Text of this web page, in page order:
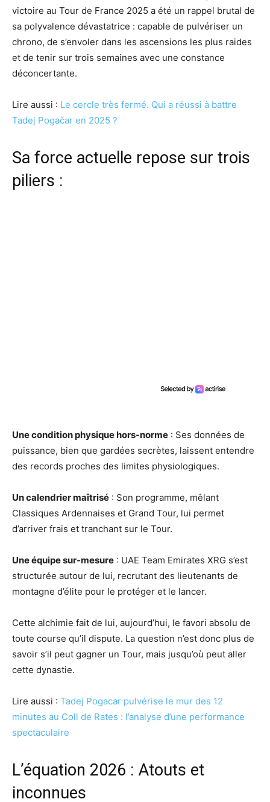
victoire au Tour de France 2025 a été un rappel brutal de
sa polyvalence dévastatrice : capable de pulvériser un
chrono, de s’envoler dans les ascensions les plus raides
et de tenir sur trois semaines avec une constance
déconcertante.
Lire aussi : Le cercle très fermé. Qui a réussi à battre
Tadej Pogačar en 2025 ?
Sa force actuelle repose sur trois
piliers :
Une condition physique hors-norme : Ses données de
puissance, bien que gardées secrètes, laissent entendre
des records proches des limites physiologiques.
Un calendrier maîtrisé : Son programme, mêlant
Classiques Ardennaises et Grand Tour, lui permet
d’arriver frais et tranchant sur le Tour.
Une équipe sur-mesure : UAE Team Emirates XRG s’est
structurée autour de lui, recrutant des lieutenants de
montagne d’élite pour le protéger et le lancer.
Cette alchimie fait de lui, aujourd’hui, le favori absolu de
toute course qu’il dispute. La question n’est donc plus de
savoir s’il peut gagner un Tour, mais jusqu’où peut aller
cette dynastie.
Lire aussi : Tadej Pogacar pulvérise le mur des 12
minutes au Coll de Rates : l’analyse d’une performance
spectaculaire
L’équation 2026 : Atouts et
inconnues